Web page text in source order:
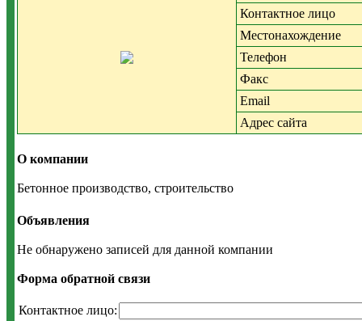
Контактное лицо
Местонахождение
Телефон
Факс
Email
Адрес сайта
О компании
Бетонное производство, строительство
Объявления
Не обнаружено записей для данной компании
Форма обратной связи
Контактное лицо: